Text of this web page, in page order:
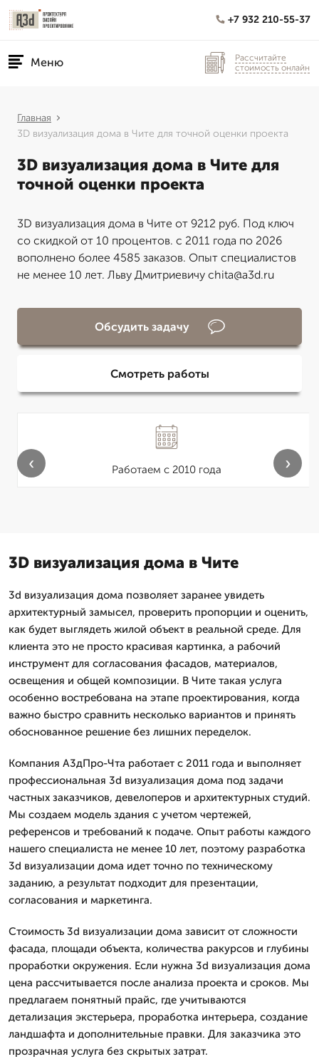
+7 932 210-55-37
Меню
Рассчитайте
стоимость онлайн
Главная
3D визуализация дома в Чите для точной оценки проекта
3D визуализация дома в Чите для
точной оценки проекта
3D визуализация дома в Чите от 9212 руб. Под ключ
со скидкой от 10 процентов. с 2011 года по 2026
вополнено более 4585 заказов. Опыт специалистов
не менее 10 лет. Льву Дмитриевичу chita@a3d.ru
Обсудить задачу
Смотреть работы
Работаем с 2010 года
‹ ›
3D визуализация дома в Чите
3d визуализация дома позволяет заранее увидеть
архитектурный замысел, проверить пропорции и оценить,
как будет выглядеть жилой объект в реальной среде. Для
клиента это не просто красивая картинка, а рабочий
инструмент для согласования фасадов, материалов,
освещения и общей композиции. В Чите такая услуга
особенно востребована на этапе проектирования, когда
важно быстро сравнить несколько вариантов и принять
обоснованное решение без лишних переделок.
Компания А3дПро-Чта работает с 2011 года и выполняет
профессиональная 3d визуализация дома под задачи
частных заказчиков, девелоперов и архитектурных студий.
Мы создаем модель здания с учетом чертежей,
референсов и требований к подаче. Опыт работы каждого
нашего специалиста не менее 10 лет, поэтому разработка
3d визуализации дома идет точно по техническому
заданию, а результат подходит для презентации,
согласования и маркетинга.
Стоимость 3d визуализации дома зависит от сложности
фасада, площади объекта, количества ракурсов и глубины
проработки окружения. Если нужна 3d визуализация дома
цена рассчитывается после анализа проекта и сроков. Мы
предлагаем понятный прайс, где учитываются
детализация экстерьера, проработка интерьера, создание
ландшафта и дополнительные правки. Для заказчика это
прозрачная услуга без скрытых затрат.